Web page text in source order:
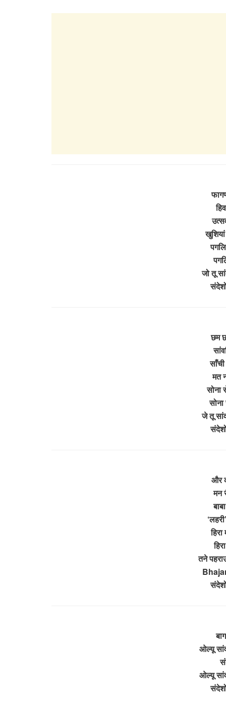
जो तू
छम
मत
सोना
जे तू
और
मन
तने
ओल्यू
ओल्यू